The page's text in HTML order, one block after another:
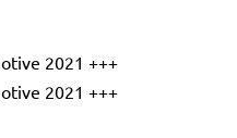
2021 +++
2021 +++